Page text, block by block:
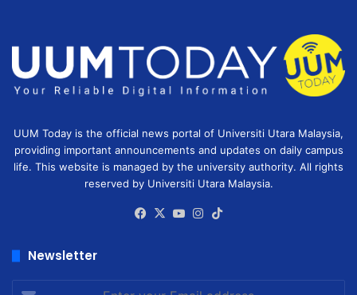
UUM Today is the official news portal of Universiti Utara Malaysia,
providing important announcements and updates on daily campus
life. This website is managed by the university authority. All rights
reserved by Universiti Utara Malaysia.
Facebook
X YouTubeInstagram
Newsletter